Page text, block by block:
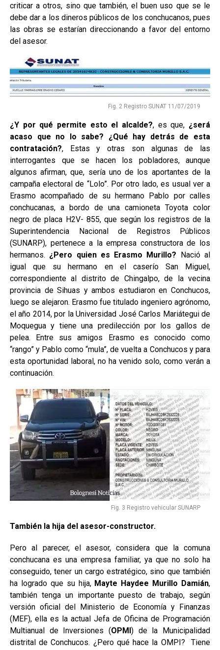
criticar a otros, sino que también, el buen uso que se le
debe dar a los dineros públicos de los conchucanos, pues
las obras se estarían direccionando a favor del entorno
del asesor.
Fig. 2 Registro SUNAT 11/07/2019
¿Y por qué permite esto el alcalde?, es que, ¿será
acaso que no lo sabe?
¿Qué hay detrás de esta
contratación?, Estas y otras son algunas de las
interrogantes que se hacen los pobladores, aunque
algunos afirman, que, sería uno de los aportantes de la
campaña electoral de “Lolo”. Por otro lado, es usual ver a
Erasmo acompañado de su hermano Pablo por calles
conchucanas, a bordo de una camioneta Toyota color
negro de placa H2V- 855, que según los registros de la
Superintendencia Nacional de Registros Públicos
(SUNARP), pertenece a la empresa constructora de los
hermanos. ¿Pero quien es Erasmo Murillo? Nació al
igual que su hermano en el caserío San Miguel,
correspondiente al distrito de Chingalpo, de la vecina
provincia de Sihuas y ambos estudiaron en Conchucos,
luego se alejaron. Erasmo fue titulado ingeniero agrónomo,
el año 2014, por la Universidad José Carlos Mariátegui de
Moquegua y tiene una predilección por los gallos de
pelea. Entre sus amigos Erasmo es conocido como
“rango” y Pablo como “mula”, de vuelta a Conchucos y para
esta oportunidad laboral, no ha venido solo, como verán a
continuación.
Fig. 3 Registro vehicular SUNARP
También la hija del asesor-constructor.
Pero al parecer, el asesor, considera que la comuna
conchucana es una empresa familiar, ya que no solo ha
conseguido, tener un cargo estratégico, sino que también
ha logrado que su hija, Mayte Haydee Murillo Damián,
también tenga un importante puesto de trabajo, según
versión oficial del Ministerio de Economía y Finanzas
(MEF), ella es la actual Jefa de Oficina de Programación
Multianual de Inversiones (OPMI) de la Municipalidad
distrital de Conchucos. ¿Pero qué hace la OMPI? Tiene